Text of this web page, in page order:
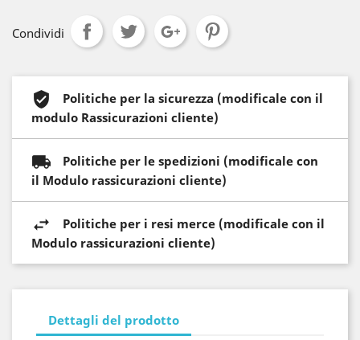
Condividi
Politiche per la sicurezza (modificale con il
modulo Rassicurazioni cliente)
Politiche per le spedizioni (modificale con
il Modulo rassicurazioni cliente)
Politiche per i resi merce (modificale con il
Modulo rassicurazioni cliente)
Dettagli del prodotto